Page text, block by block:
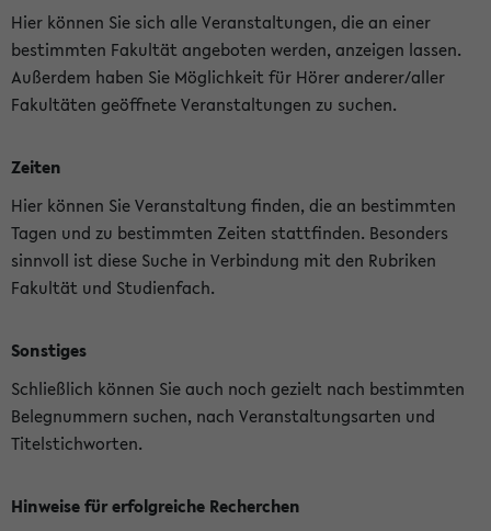
Hier können Sie sich alle Veranstaltungen, die an einer
bestimmten Fakultät angeboten werden, anzeigen lassen.
Außerdem haben Sie Möglichkeit für Hörer anderer/aller
Fakultäten geöffnete Veranstaltungen zu suchen.
Zeiten
Hier können Sie Veranstaltung finden, die an bestimmten
Tagen und zu bestimmten Zeiten stattfinden. Besonders
sinnvoll ist diese Suche in Verbindung mit den Rubriken
Fakultät und Studienfach.
Sonstiges
Schließlich können Sie auch noch gezielt nach bestimmten
Belegnummern suchen, nach Veranstaltungsarten und
Titelstichworten.
Hinweise für erfolgreiche Recherchen